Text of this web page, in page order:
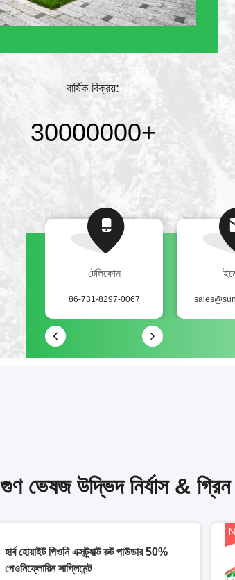
বার্ষিক বিক্রয়:
30000000+
টেলিফোন
86-731-8297-0067
গুণ ভেষজ উদ্ভিদ নির্যাস & গ্রিন
হার্ব হোয়াইট পিওনি এক্সট্র্যাক্ট রুট পাউডার 50%
পেওনিফ্লোরিন সাপ্লিমেন্ট